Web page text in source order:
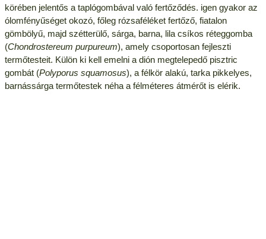
körében jelentős a taplógombával való fertőződés. igen gyakor az
ólomfényűséget okozó, főleg rózsaféléket fertőző, fiatalon
gömbölyű, majd szétterülő, sárga, barna, lila csíkos réteggomba
(Chondrostereum purpureum), amely csoportosan fejleszti
termőtesteit. Külön ki kell emelni a dión megtelepedő pisztric
gombát (Polyporus squamosus), a félkör alakú, tarka pikkelyes,
barnássárga termőtestek néha a félméteres átmérőt is elérik.